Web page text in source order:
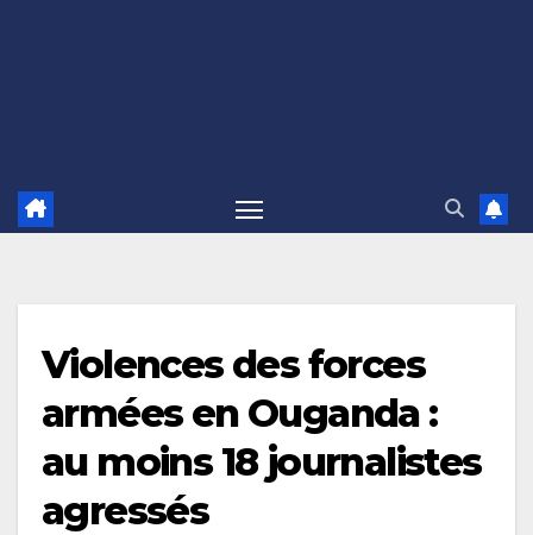
Violences des forces
armées en Ouganda :
au moins 18 journalistes
agressés